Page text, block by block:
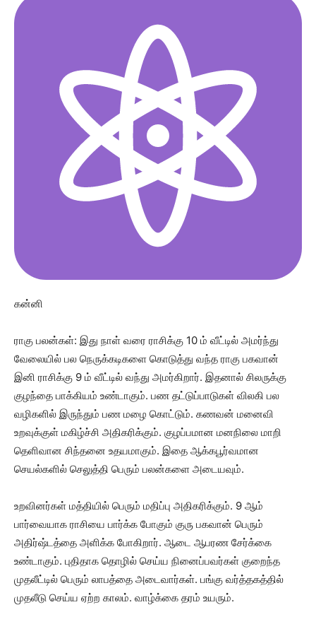
கன்னி
ராகு பலன்கள்: இது நாள் வரை ராசிக்கு 10 ம் வீட்டில் அமர்ந்து
வேலையில் பல நெருக்கடிகளை கொடுத்து வந்த ராகு பகவான்
இனி ராசிக்கு 9 ம் வீட்டில் வந்து அமர்கிறார். இதனால் சிலருக்கு
குழந்தை பாக்கியம் உண்டாகும். பண தட்டுப்பாடுகள் விலகி பல
வழிகளில் இருந்தும் பண மழை கொட்டும். கணவன் மனைவி
உறவுக்குள் மகிழ்ச்சி அதிகரிக்கும். குழப்பமான மனநிலை மாறி
தெளிவான சிந்தனை உதயமாகும். இதை ஆக்கபூர்வமான
செயல்களில் செலுத்தி பெரும் பலன்களை அடையவும்.
உறவினர்கள் மத்தியில் பெரும் மதிப்பு அதிகரிக்கும். 9 ஆம்
பார்வையாக ராசியை பார்க்க போகும் குரு பகவான் பெரும்
அதிர்ஷ்டத்தை அளிக்க போகிறார். ஆடை ஆபரண சேர்க்கை
உண்டாகும். புதிதாக தொழில் செய்ய நினைப்பவர்கள் குறைந்த
முதலீட்டில் பெரும் லாபத்தை அடைவார்கள். பங்கு வர்த்தகத்தில்
முதலீடு செய்ய ஏற்ற காலம். வாழ்க்கை தரம் உயரும்.